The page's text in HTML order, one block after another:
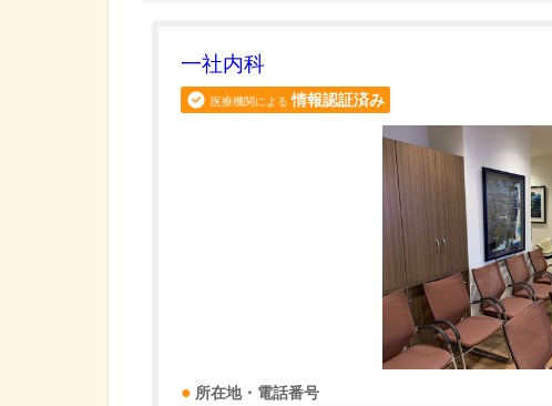
一社内科
医療機関による 情報認証済み
所在地・電話番号